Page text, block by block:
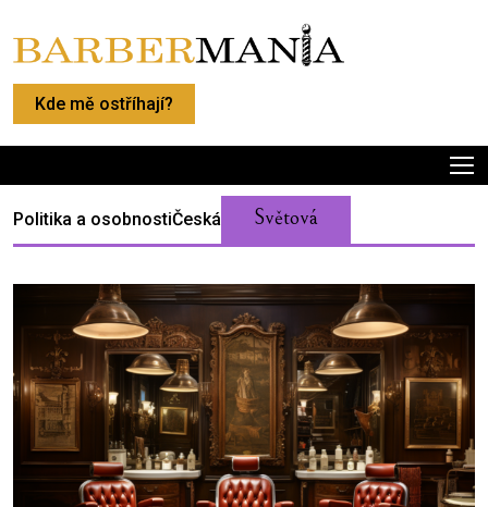
Kde mě ostříhají?
Politika a osobnostiČeská Světová